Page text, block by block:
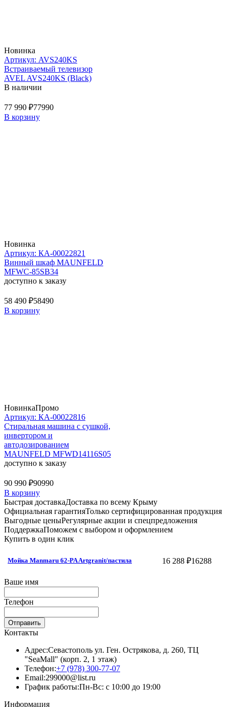
Новинка
Артикул: AVS240KS
Встраиваемый телевизор
AVEL AVS240KS (Black)
В наличии
77 990 ₽77990
В корзину
Новинка
Артикул: КА-00022821
Винный шкаф MAUNFELD
MFWC-85SB34
доступно к заказу
58 490 ₽58490
В корзину
НовинкаПромо
Артикул: КА-00022816
Стиральная машина c сушкой,
инвертором и
автодозированием
MAUNFELD MFWD14116S05
доступно к заказу
90 990 ₽90990
В корзину
Быстрая доставкаДоставка по всему Крыму
Официальная гарантияТолько сертифицированная продукция
Выгодные ценыРегулярные акции и спецпредложения
ПоддержкаПоможем с выбором и оформлением
Купить в один клик
Мойка Manmaru 62-PA Artgranit/пастила 16 288 ₽16288
Ваше имя
Телефон
Отправить
Контакты
Адрес:Севастополь ул. Ген. Острякова, д. 260, ТЦ
"SeaMall" (корп. 2, 1 этаж)
Телефон:+7 (978) 300-77-07
Email:299000@list.ru
График работы:Пн-Вс: с 10:00 до 19:00
Информация